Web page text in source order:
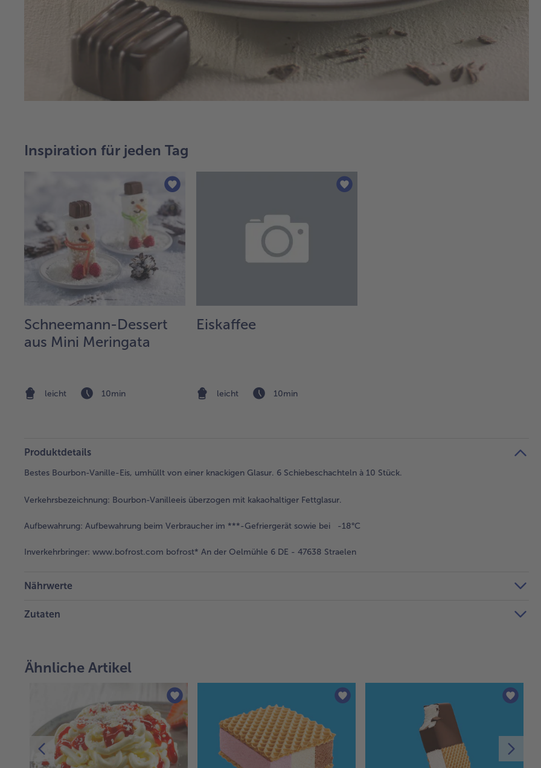
Inspiration für jeden Tag
Schneemann-Dessert
aus Mini Meringata
leicht 10min
Eiskaffee
leicht 10min
Produktdetails
Bestes Bourbon-Vanille-Eis, umhüllt von einer knackigen Glasur. 6 Schiebeschachteln à 10 Stück.
Verkehrsbezeichnung: Bourbon-Vanilleeis überzogen mit kakaohaltiger Fettglasur.
Aufbewahrung: Aufbewahrung beim Verbraucher im ***-Gefriergerät sowie bei -18°C
Inverkehrbringer: www.bofrost.com bofrost* An der Oelmühle 6 DE - 47638 Straelen
Nährwerte
Zutaten
Ähnliche Artikel